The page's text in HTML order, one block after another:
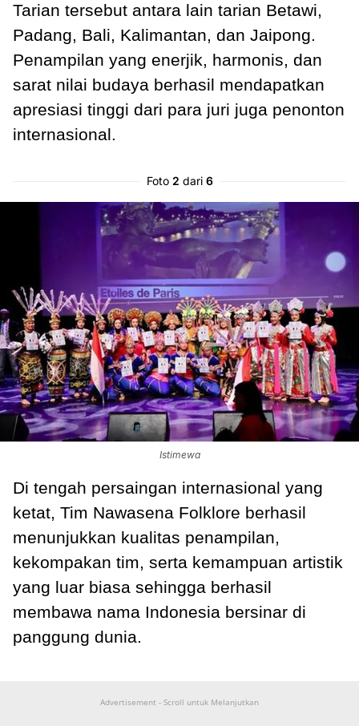
Tarian tersebut antara lain tarian Betawi,
Padang, Bali, Kalimantan, dan Jaipong.
Penampilan yang enerjik, harmonis, dan
sarat nilai budaya berhasil mendapatkan
apresiasi tinggi dari para juri juga penonton
internasional.
Foto 2 dari 6
Istimewa
Di tengah persaingan internasional yang
ketat, Tim Nawasena Folklore berhasil
menunjukkan kualitas penampilan,
kekompakan tim, serta kemampuan artistik
yang luar biasa sehingga berhasil
membawa nama Indonesia bersinar di
panggung dunia.
Advertisement - Scroll untuk Melanjutkan